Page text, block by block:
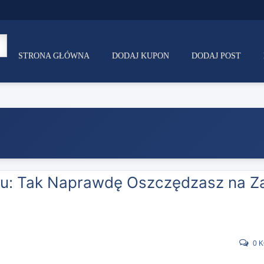
STRONA GŁÓWNA DODAJ KUPON DODAJ POST
Tak Naprawdę Oszczędzasz na
0